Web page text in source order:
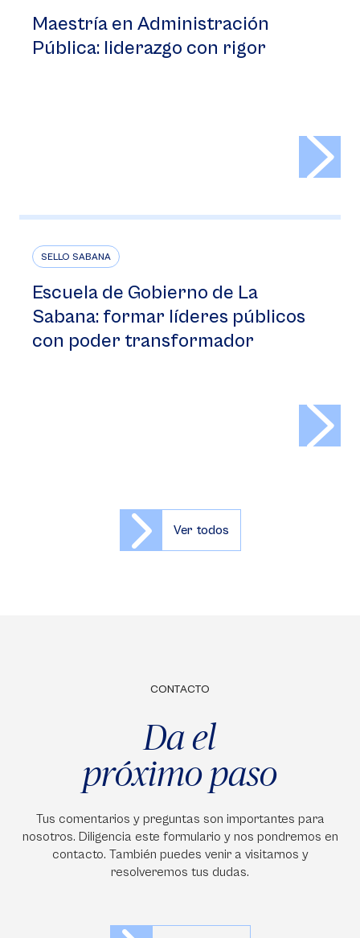
Maestría en Administración
Pública: liderazgo con rigor
SELLO SABANA
Escuela de Gobierno de La
Sabana: formar líderes públicos
con poder transformador
Ver todos
CONTACTO
Da el
próximo paso
Tus comentarios y preguntas son importantes para
nosotros. Diligencia este formulario y nos pondremos en
contacto. También puedes venir a visitarnos y
resolveremos tus dudas.